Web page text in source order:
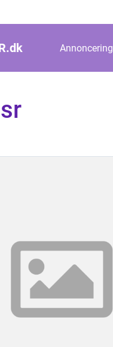
dk Annoncering